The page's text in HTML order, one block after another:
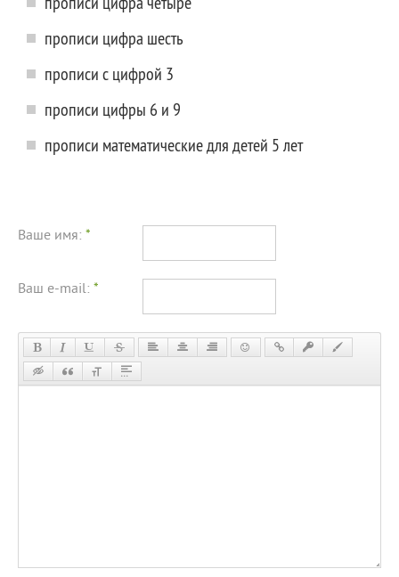
прописи цифра шесть
прописи с цифрой 3
прописи цифры 6 и 9
прописи математические для детей 5 лет
Ваше имя: *
Ваш e-mail: *